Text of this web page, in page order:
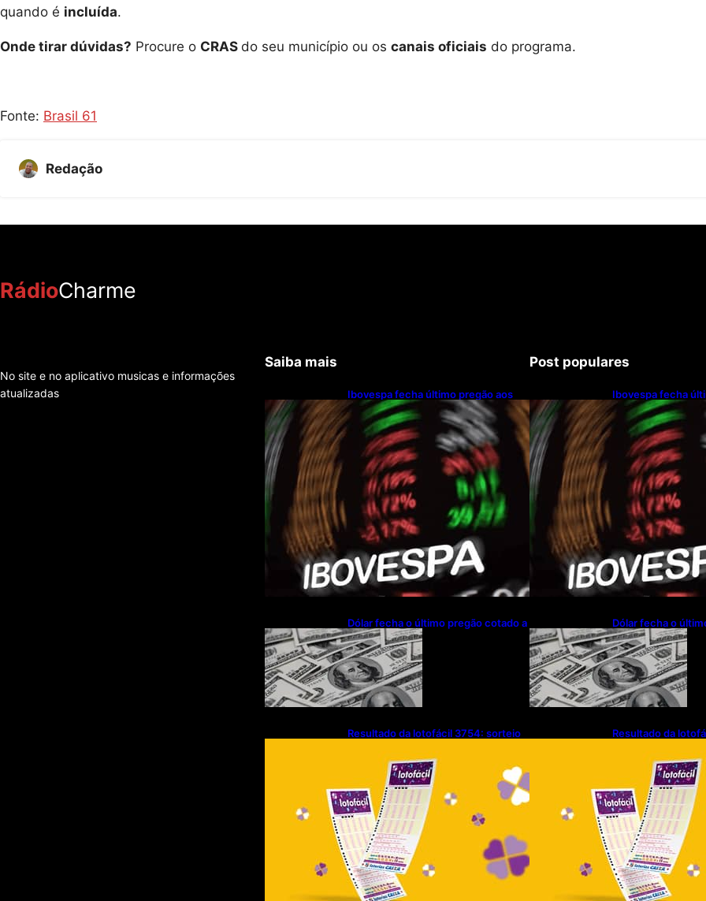
quando é incluída.
Onde tirar dúvidas? Procure o CRAS do seu município ou os canais oficiais do programa.
Fonte: Brasil 61
Redação
RádioCharme
No site e no aplicativo musicas e informações
atualizadas
Saiba mais
Ibovespa fecha último pregão aos
177.726 pontos
Dólar fecha o último pregão cotado a
R$ 5,12
Resultado da lotofácil 3754: sorteio
Post populares
Ibovespa fecha
177.726 pontos
Dólar fecha o
R$ 5,12
Resultado da